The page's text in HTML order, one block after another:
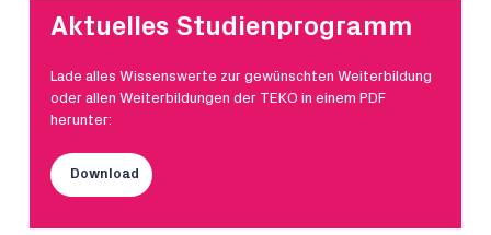
Aktuelles Studienprogramm
Lade alles Wissenswerte zur gewünschten Weiterbildung
oder allen Weiterbildungen der TEKO in einem PDF
herunter:
Download